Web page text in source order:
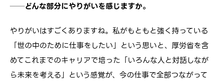
──どんな部分にやりがいを感じますか。
やりがいはすごくありますね。私がもともと強く持っている
「世の中のために仕事をしたい」という思いと、厚労省を含
めてこれまでのキャリアで培った「いろんな人と対話しなが
ら未来を考える」という感覚が、今の仕事で全部つながって